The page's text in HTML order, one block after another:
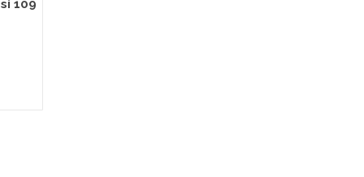
109